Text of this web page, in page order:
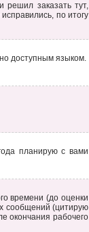
решил заказать тут,
по итогу
доступным языком.
планирую с вами
времени (до оценки
сообщений (цитирую
окончания рабочего